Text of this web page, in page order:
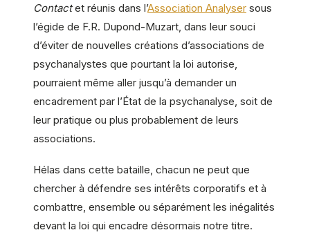
Contactet réunis dans l’Association Analyser sous
l’égide de F.R. Dupond-Muzart, dans leur souci
d’éviter de nouvelles créations d’associations de
psychanalystes que pourtant la loi autorise,
pourraient même aller jusqu’à demander un
encadrement par l’État de la psychanalyse, soit de
leur pratique ou plus probablement de leurs
associations.
Hélas dans cette bataille, chacun ne peut que
chercher à défendre ses intérêts corporatifs et à
combattre, ensemble ou séparément les inégalités
devant la loi qui encadre désormais notre titre.